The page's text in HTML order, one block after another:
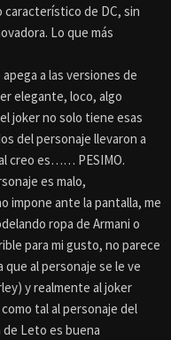
de DC, sin
Lo que más
a las versiones de
elegante, loco, algo
joker no solo tiene esas
del personaje llevaron a
creo es…… PESIMO.
es malo,
impone ante la pantalla, me
ropa de Armani o
para mi gusto, no parece
al personaje se le ve
y realmente al joker
tal al personaje del
de Leto es buena